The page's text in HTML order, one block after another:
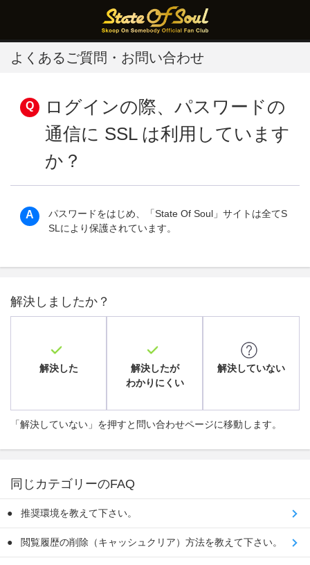
よくあるご質問・お問い合わせ
ログインの際、パスワードの
通信に SSL は利用しています
か？
パスワードをはじめ、「State Of Soul」サイトは全てS
SLにより保護されています。
解決しましたか？
解決した
解決したが
わかりにくい
解決していない
「解決していない」を押すと問い合わせページに移動します。
同じカテゴリーのFAQ
推奨環境を教えて下さい。
閲覧履歴の削除（キャッシュクリア）方法を教えて下さい。